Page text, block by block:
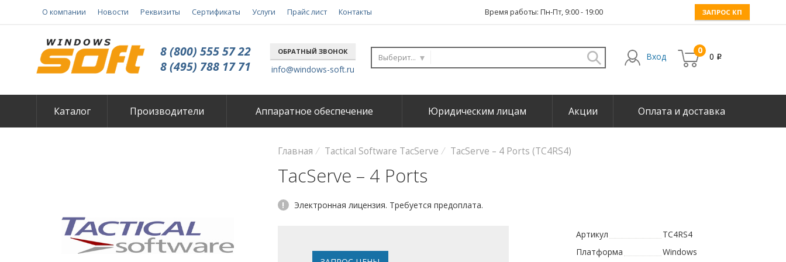
О компании Новости Реквизиты Сертификаты Услуги Прайс лист Контакты Время работы: Пн-Пт, 9:00 - 19:00 ЗАПРОС КП
8 (800) 555 57 22
8 (495) 788 17 71
ОБРАТНЫЙ ЗВОНОК
info@windows-soft.ru
Выберите... Вход
0
0 i
Каталог Производители Аппаратное обеспечение Юридическим лицам Акции Оплата и доставка
Главная Tactical Software TacServe TacServe – 4 Ports (TC4RS4)
TacServe – 4 Ports
! Электронная лицензия. Требуется предоплата.
Артикул
TC4RS4
Платформа
Windows